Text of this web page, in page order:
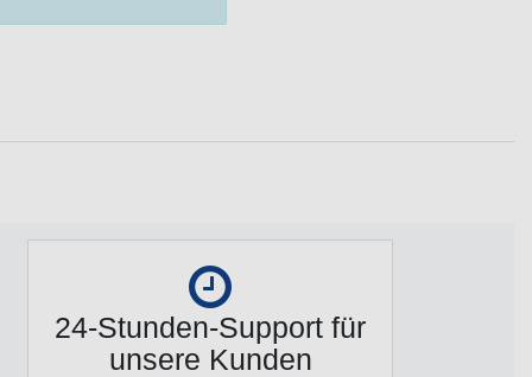
24-Stunden-Support für
unsere Kunden